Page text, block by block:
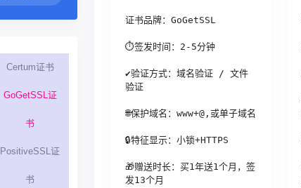
Certum证书
GoGetSSL证
书
PositiveSSL证
书
证书品牌：GoGetSSL
⏱签发时间：2-5分钟
✔验证方式：域名验证 / 文件
验证
🌐保护域名：www+@,或单子域名
🔒特征显示：小锁+HTTPS
🎁赠送时长：买1年送1个月，签
发13个月